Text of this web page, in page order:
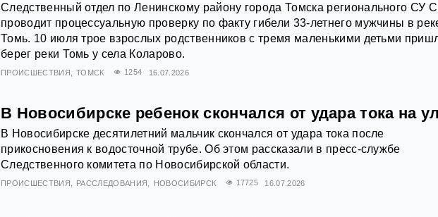
Следственный отдел по Ленинскому району города Томска регионального СУ
проводит процессуальную проверку по факту гибели 33-летнего мужчины в
Томь. 10 июля трое взрослых родственников с тремя маленькими детьми
берег реки Томь у села Коларово.
ПРОИСШЕСТВИЯ ТОМСК 1254 16.07.2026
В Новосибирске ребенок скончался от удара тока на
В Новосибирске десятилетний мальчик скончался от удара тока после
прикосновения к водосточной трубе. Об этом рассказали в пресс-службе
Следственного комитета по Новосибирской области.
ПРОИСШЕСТВИЯ РАССЛЕДОВАНИЯ НОВОСИБИРСК 17725 16.07.2026